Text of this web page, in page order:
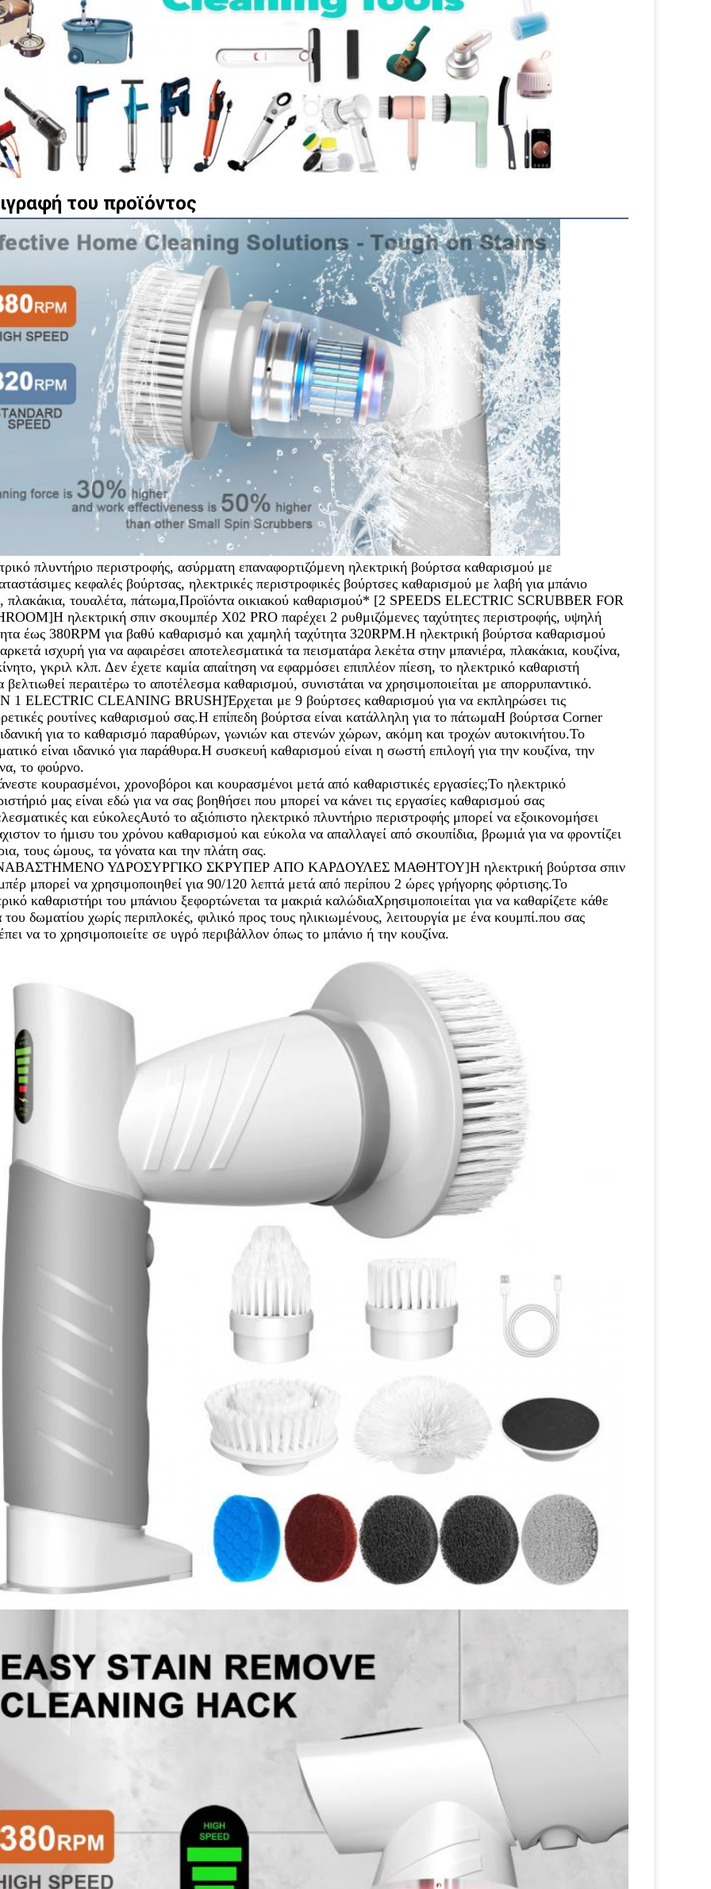
του προϊόντος
πλυντήριο περιστροφής, ασύρματη επαναφορτιζόμενη ηλεκτρική βούρτσα καθαρισμού με
κεφαλές βούρτσας, ηλεκτρικές περιστροφικές βούρτσες καθαρισμού με λαβή για μπάνιο
πλακάκια, τουαλέτα, πάτωμα,Προϊόντα οικιακού καθαρισμού* [2 SPEEDS ELECTRIC SCRUBBER FOR
ηλεκτρική σπιν σκουμπέρ X02 PRO παρέχει 2 ρυθμιζόμενες ταχύτητες περιστροφής, υψηλή
έως 380RPM για βαθύ καθαρισμό και χαμηλή ταχύτητα 320RPM.Η ηλεκτρική βούρτσα καθαρισμού
αρκετά ισχυρή για να αφαιρέσει αποτελεσματικά τα πεισματάρα λεκέτα στην μπανιέρα, πλακάκια, κουζίνα,
γκριλ κλπ. Δεν έχετε καμία απαίτηση να εφαρμόσει επιπλέον πίεση, το ηλεκτρικό καθαριστή
βελτιωθεί περαιτέρω το αποτέλεσμα καθαρισμού, συνιστάται να χρησιμοποιείται με απορρυπαντικό.
1 ELECTRIC CLEANING BRUSH]Έρχεται με 9 βούρτσες καθαρισμού για να εκπληρώσει τις
ρουτίνες καθαρισμού σας.Η επίπεδη βούρτσα είναι κατάλληλη για το πάτωμαΗ βούρτσα Corner
ιδανική για το καθαρισμό παραθύρων, γωνιών και στενών χώρων, ακόμη και τροχών αυτοκινήτου.Το
είναι ιδανικό για παράθυρα.Η συσκευή καθαρισμού είναι η σωστή επιλογή για την κουζίνα, την
το φούρνο.
κουρασμένοι, χρονοβόροι και κουρασμένοι μετά από καθαριστικές εργασίες;Το ηλεκτρικό
μας είναι εδώ για να σας βοηθήσει που μπορεί να κάνει τις εργασίες καθαρισμού σας
και εύκολεςΑυτό το αξιόπιστο ηλεκτρικό πλυντήριο περιστροφής μπορεί να εξοικονομήσει
το ήμισυ του χρόνου καθαρισμού και εύκολα να απαλλαγεί από σκουπίδια, βρωμιά για να φροντίζει
τους ώμους, τα γόνατα και την πλάτη σας.
ΥΔΡΟΣΥΡΓΙΚΟ ΣΚΡΥΠΕΡ ΑΠΟ ΚΑΡΔΟΥΛΕΣ ΜΑΘΗΤΟΥ]Η ηλεκτρική βούρτσα σπιν
μπορεί να χρησιμοποιηθεί για 90/120 λεπτά μετά από περίπου 2 ώρες γρήγορης φόρτισης.Το
καθαριστήρι του μπάνιου ξεφορτώνεται τα μακριά καλώδιαΧρησιμοποιείται για να καθαρίζετε κάθε
του δωματίου χωρίς περιπλοκές, φιλικό προς τους ηλικιωμένους, λειτουργία με ένα κουμπί.που σας
να το χρησιμοποιείτε σε υγρό περιβάλλον όπως το μπάνιο ή την κουζίνα.